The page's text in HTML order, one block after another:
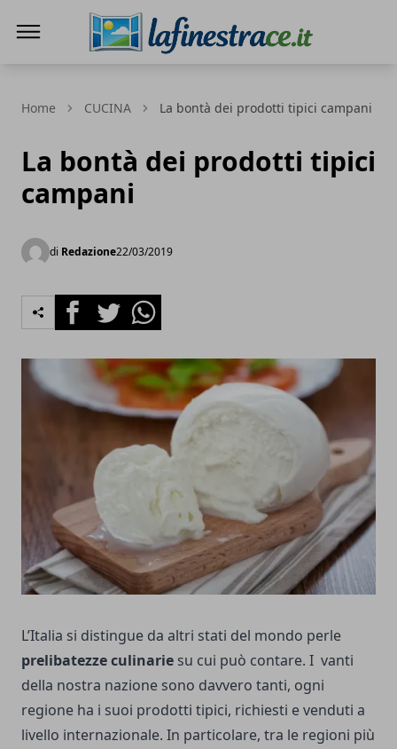
Home CUCINA La bontà dei prodotti tipici campani
La bontà dei prodotti tipici
campani
di Redazione22/03/2019
FacebookTwitterWhatsapp
L’Italia si distingue da altri stati del mondo perle
prelibatezze culinarie su cui può contare. I vanti
della nostra nazione sono davvero tanti, ogni
regione ha i suoi prodotti tipici, richiesti e venduti a
livello internazionale. In particolare, tra le regioni più